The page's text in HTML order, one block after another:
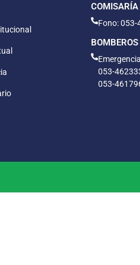
Fono: 053-
BOMBEROS
053-
053-